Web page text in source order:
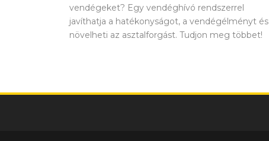
vendégeket? Egy vendéghívó rendszerrel
javíthatja a hatékonyságot, a vendégélményt és
növelheti az asztalforgást. Tudjon meg többet!